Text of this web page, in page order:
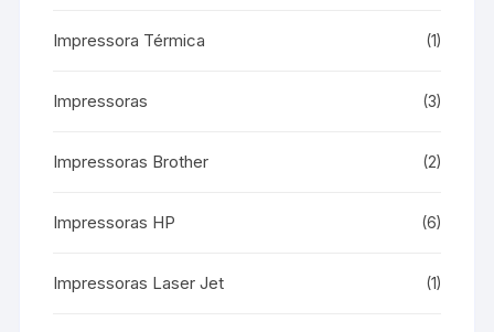
Impressora Térmica (1)
Impressoras (3)
Impressoras Brother (2)
Impressoras HP (6)
Impressoras Laser Jet (1)